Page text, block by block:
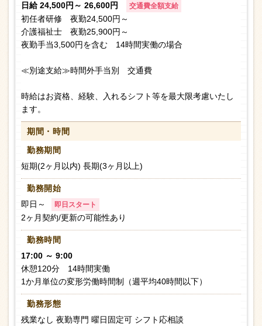
日給 24,500円～ 26,600円 交通費全額支給
初任者研修 夜勤24,500円～
介護福祉士 夜勤25,900円～
夜勤手当3,500円を含む 14時間実働の場合
≪別途支給≫時間外手当別 交通費
時給はお資格、経験、入れるシフト等を最大限考慮いたし
ます。
期間・時間
勤務期間
短期(2ヶ月以内) 長期(3ヶ月以上)
勤務開始
即日～
即日スタート
2ヶ月契約/更新の可能性あり
勤務時間
17:00 ～ 9:00
休憩120分 14時間実働
1か月単位の変形労働時間制（週平均40時間以下）
勤務形態
残業なし 夜勤専門 曜日固定可 シフト応相談